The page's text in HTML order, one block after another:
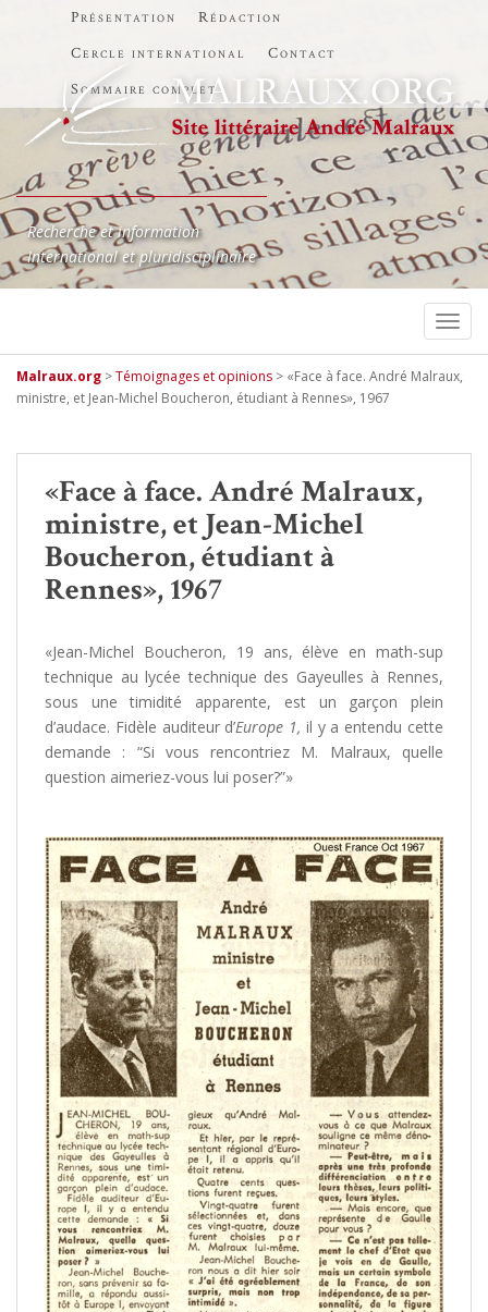
Présentation
Rédaction
Cercle international
Contact
Sommaire complet
Recherche et information
International et pluridisciplinaire
Malraux.org >Témoignages et opinions > «Face à face. André Malraux,
ministre, et Jean-Michel Boucheron, étudiant à Rennes», 1967
«Face à face. André Malraux,
ministre, et Jean-Michel
Boucheron, étudiant à
Rennes», 1967
«Jean-Michel Boucheron, 19 ans, élève en math-sup
technique au lycée technique des Gayeulles à Rennes,
sous une timidité apparente, est un garçon plein
d’audace. Fidèle auditeur d’Europe 1, il y a entendu cette
demande : “Si vous rencontriez M. Malraux, quelle
question aimeriez-vous lui poser?”»